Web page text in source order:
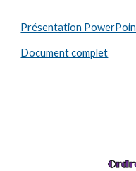
Présentation
Document complet